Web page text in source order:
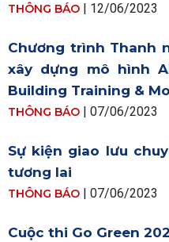
THÔNG BÁO | 12/06/2023
Chương trình Thanh
xây dựng mô hình
Building Training &
THÔNG BÁO | 07/06/2023
Sự kiện giao lưu
tương lai
THÔNG BÁO | 07/06/2023
Cuộc thi Go Green